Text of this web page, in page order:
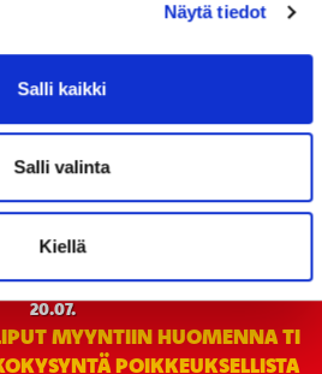
Näytä tiedot
Salli kaikki
Salli valinta
KielläUUTISET
20.07.
MYYNTIIN HUOMENNA TI
POIKKEUKSELLISTA